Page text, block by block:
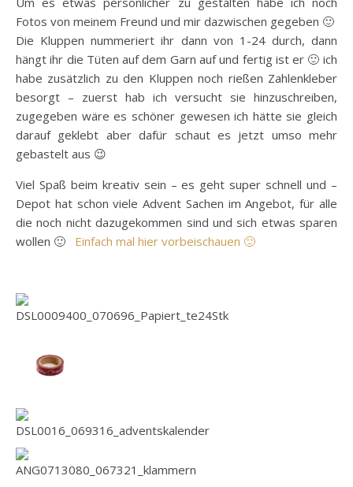
Fotos von meinem Freund und mir dazwischen gegeben 🙂
Die Kluppen nummeriert ihr dann von 1-24 durch, dann
hängt ihr die Tüten auf dem Garn auf und fertig ist er 🙂 ich
habe zusätzlich zu den Kluppen noch rießen Zahlenkleber
besorgt – zuerst hab ich versucht sie hinzuschreiben,
zugegeben wäre es schöner gewesen ich hätte sie gleich
darauf geklebt aber dafür schaut es jetzt umso mehr
gebastelt aus 😉
Viel Spaß beim kreativ sein – es geht super schnell und –
Depot hat schon viele Advent Sachen im Angebot, für alle
die noch nicht dazugekommen sind und sich etwas sparen
wollen 🙂 Einfach mal hier vorbeischauen 🙂